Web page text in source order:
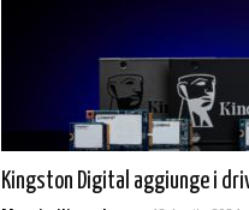
Kingston Digital aggiunge i